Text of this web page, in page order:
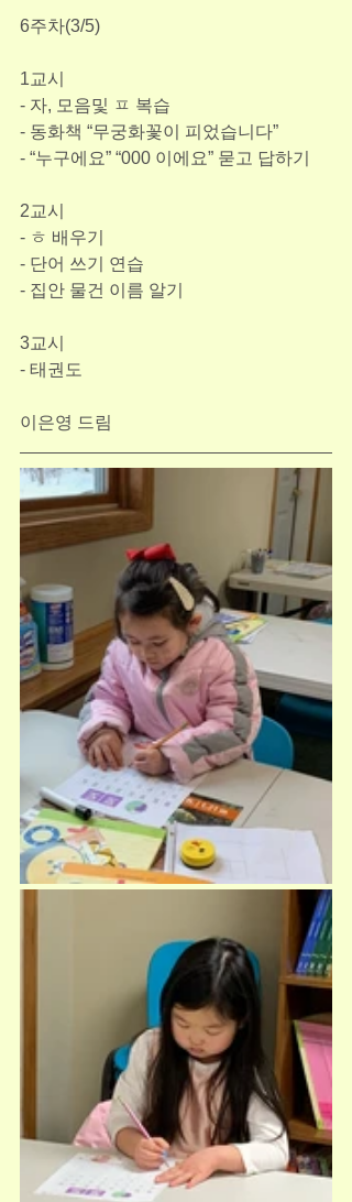
6주차(3/5)
1교시
- 자, 모음및 ㅍ 복습
- 동화책 “무궁화꽃이 피었습니다”
- “누구에요” “000 이에요” 묻고 답하기
2교시
- ㅎ 배우기
- 단어 쓰기 연습
- 집안 물건 이름 알기
3교시
- 태권도
이은영 드림